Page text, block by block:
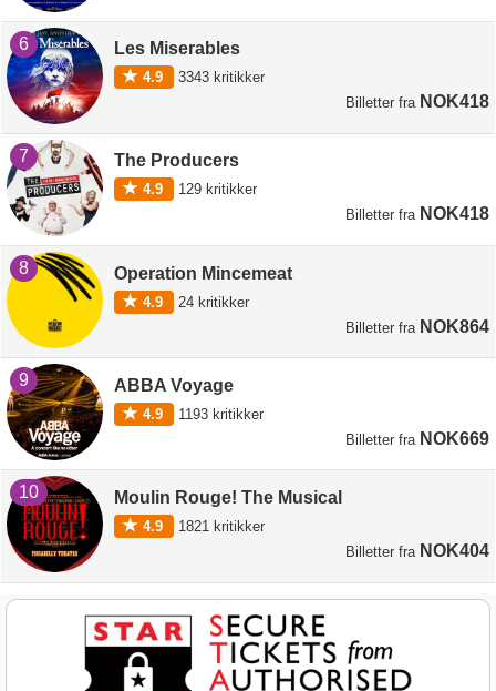
6 Les Miserables
4.9 3343 kritikker
Billetter fra NOK418
7 The Producers
4.9 129 kritikker
Billetter fra NOK418
8 Operation Mincemeat
4.9 24 kritikker
Billetter fra NOK864
9 ABBA Voyage
4.9 1193 kritikker
Billetter fra NOK669
10 Moulin Rouge! The Musical
4.9 1821 kritikker
Billetter fra NOK404